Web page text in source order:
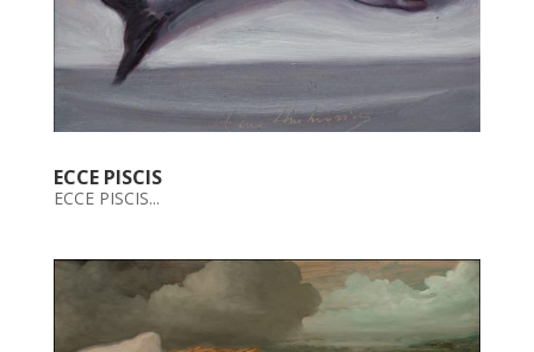
ECCE PISCIS
ECCE PISCIS...